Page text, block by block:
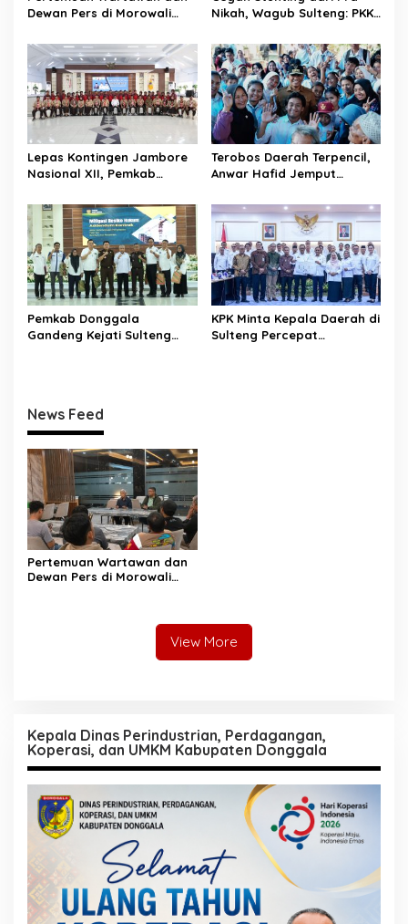
s
Dewan Pers di Morowali
dan Peningkatan
Kompetensi Jurnalis
Nikah, Wagub Sulteng: PKK
Selamatkan Generasi Emas
Lepas Kontingen Jambore
Nasional XII, Pemkab
Pramuka Jadi Duta
Karakter dan Kebanggaan
Daerah
Terobos Daerah Terpencil,
Anwar Hafid Jemput
“Tak Boleh Ada Wilayah
yang Tertinggal”
Pemkab Donggala
Gandeng Kejati Sulteng
KPK Minta Kepala Daerah di
Sulteng Percepat
News Feed
Pertemuan Wartawan dan
Dewan Pers di Morowali
View More
Kepala Dinas Perindustrian, Perdagangan,
Koperasi, dan UMKM Kabupaten Donggala